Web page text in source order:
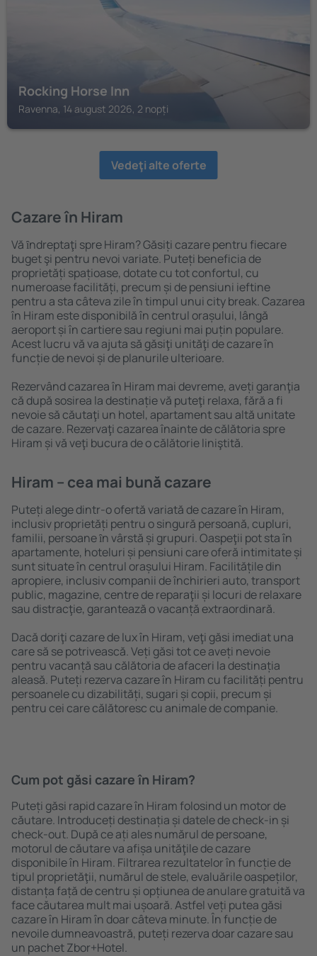
Rocking Horse Inn
Ravenna, 14 august 2026, 2 nopți
Vedeţi alte oferte
Cazare în Hiram
Vă ȋndreptaţi spre Hiram? Găsiți cazare pentru fiecare
buget şi pentru nevoi variate. Puteți beneficia de
proprietăți spațioase, dotate cu tot confortul, cu
numeroase facilități, precum și de pensiuni ieftine
pentru a sta câteva zile în timpul unui city break. Cazarea
în Hiram este disponibilă în centrul orașului, lângă
aeroport și în cartiere sau regiuni mai puțin populare.
Acest lucru vă va ajuta să găsiţi unităţi de cazare în
funcție de nevoi și de planurile ulterioare.
Rezervând cazarea în Hiram mai devreme, aveți garanţia
că după sosirea la destinație vă puteţi relaxa, fără a fi
nevoie să căutaţi un hotel, apartament sau altă unitate
de cazare. Rezervaţi cazarea înainte de călătoria spre
Hiram și vă veţi bucura de o călătorie liniştită.
Hiram – cea mai bună cazare
Puteți alege dintr-o ofertă variată de cazare în Hiram,
inclusiv proprietăți pentru o singură persoană, cupluri,
familii, persoane ȋn vârstă și grupuri. Oaspeţii pot sta în
apartamente, hoteluri și pensiuni care oferă intimitate și
sunt situate în centrul orașului Hiram. Facilitățile din
apropiere, inclusiv companii de închirieri auto, transport
public, magazine, centre de reparaţii și locuri de relaxare
sau distracţie, garantează o vacanță extraordinară.
Dacă doriţi cazare de lux în Hiram, veţi găsi imediat una
care să se potrivească. Veți găsi tot ce aveți nevoie
pentru vacanță sau călătoria de afaceri la destinația
aleasă. Puteți rezerva cazare în Hiram cu facilități pentru
persoanele cu dizabilități, sugari și copii, precum și
pentru cei care călătoresc cu animale de companie.
Cum pot găsi cazare în Hiram?
Puteți găsi rapid cazare în Hiram folosind un motor de
căutare. Introduceți destinația și datele de check-in și
check-out. După ce ați ales numărul de persoane,
motorul de căutare va afișa unităţile de cazare
disponibile în Hiram. Filtrarea rezultatelor în funcție de
tipul proprietăţii, numărul de stele, evaluările oaspeților,
distanța față de centru și opțiunea de anulare gratuită va
face căutarea mult mai ușoară. Astfel veți putea găsi
cazare în Hiram în doar câteva minute. În funcție de
nevoile dumneavoastră, puteți rezerva doar cazare sau
un pachet Zbor+Hotel.